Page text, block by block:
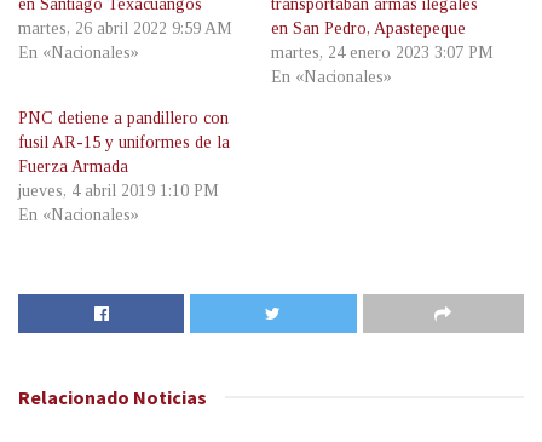
en Santiago Texacuangos
martes, 26 abril 2022 9:59 AM
En «Nacionales»
transportaban armas ilegales
en San Pedro, Apastepeque
martes, 24 enero 2023 3:07 PM
En «Nacionales»
PNC detiene a pandillero con
fusil AR-15 y uniformes de la
Fuerza Armada
jueves, 4 abril 2019 1:10 PM
En «Nacionales»
Relacionado Noticias